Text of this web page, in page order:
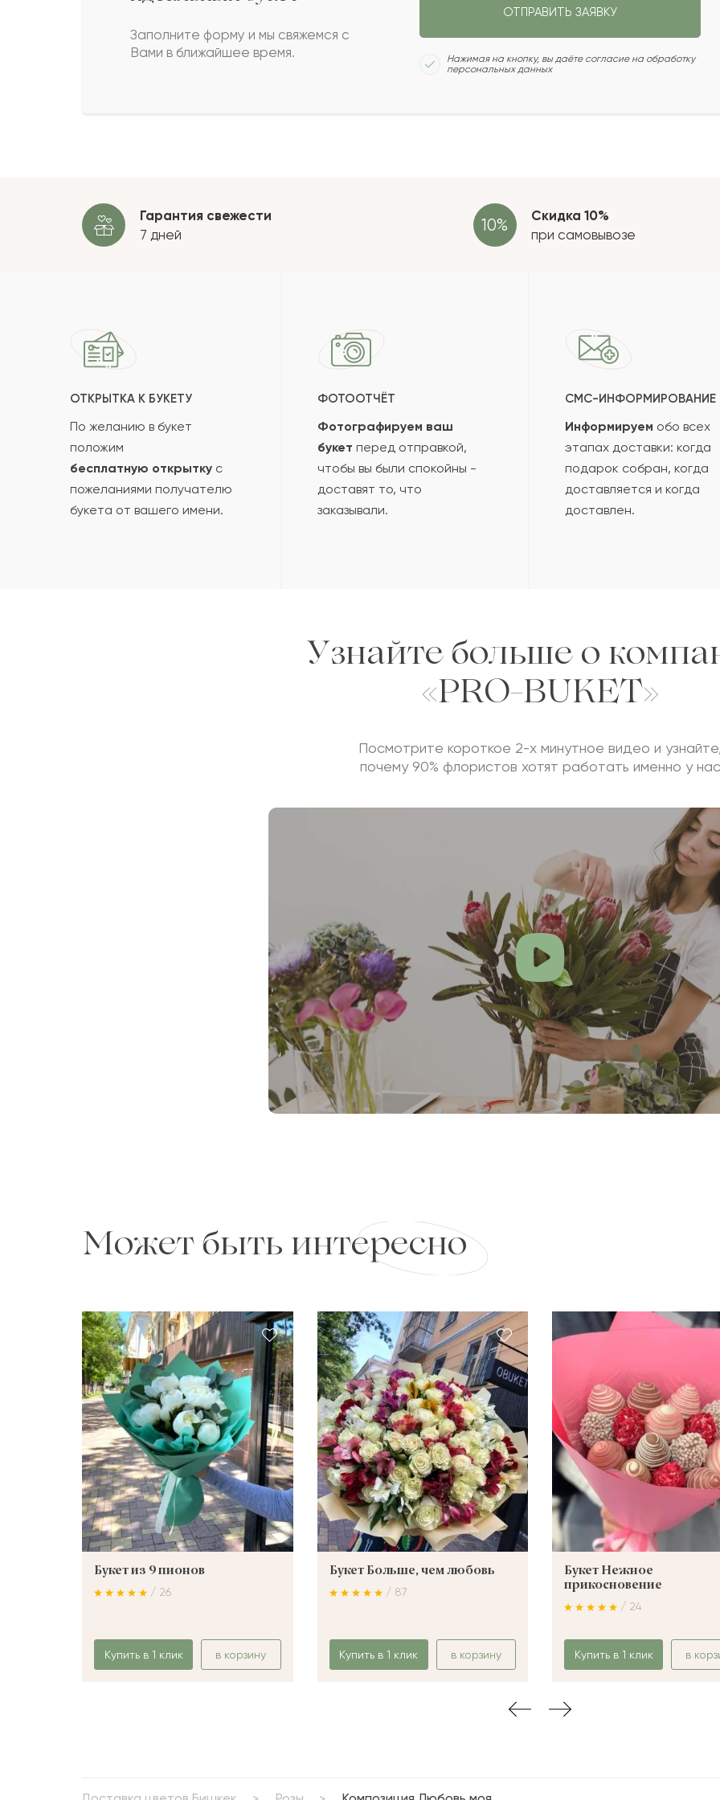
2022-02-22
2022-02-20
Заполните форму и мы свяжемся с
Вами в ближайшее время.
ОТПРАВИТЬ ЗАЯВКУ
Нажимая на кнопку, вы даёте согласие на обработку
персональных данных
Гарантия свежести
7 дней
Скидка 10%
при самовывозе
ОТКРЫТКА К БУКЕТУ
По желанию в букет
положим
бесплатную открытку с
пожеланиями получателю
букета от вашего имени.
ФОТООТЧЁТ
Фотографируем ваш
букет перед отправкой,
чтобы вы были спокойны -
доставят то, что
заказывали.
СМС-ИНФОРМИРОВАНИЕ
Информируем обо всех
этапах доставки: когда
подарок собран, когда
доставляется и когда
доставлен.
Узнайте больше о
«PRO-BUKET»
Посмотрите короткое 2-х минутное видео и
почему 90% флористов хотят работать именно у нас
Может быть интересно
Букет из 9 пионов
/ 26
Купить в 1 клик в корзину
Букет Больше, чем любовь
/ 87
Купить в 1 клик в корзину
Букет Нежное
прикосновение
/ 24
Купить в 1 клик в